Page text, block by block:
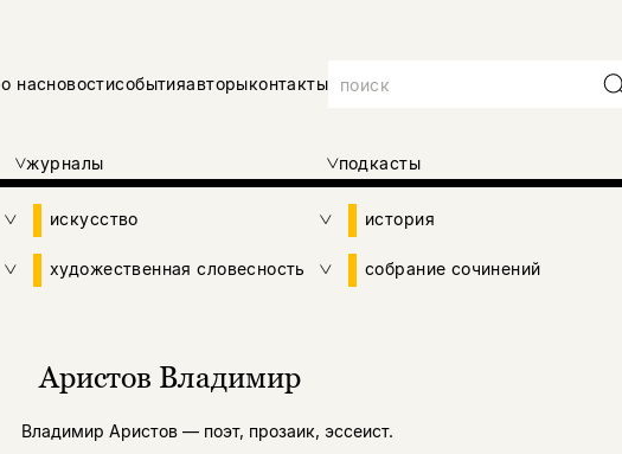
о насновостисобытияавторыконтакты
журналы подкасты
искусство история
художественная словесность собрание сочинений
Аристов Владимир
Владимир Аристов — поэт, прозаик, эссеист.